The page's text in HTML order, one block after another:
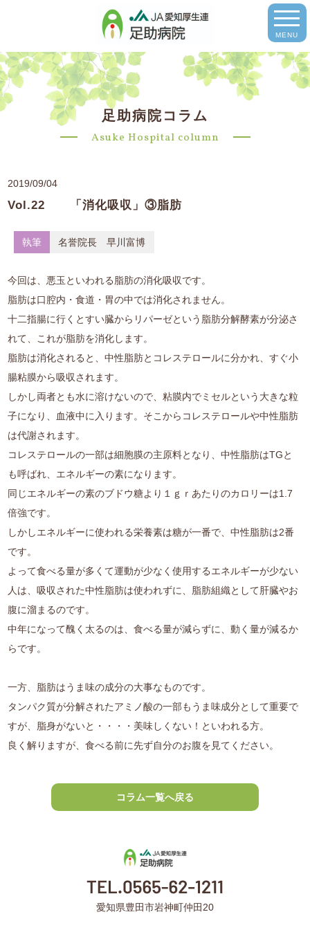
MENU
足助病院コラム
Asuke Hospital column
2019/09/04
Vol.22 「消化吸収」③脂肪
執筆 名誉院長 早川富博
今回は、悪玉といわれる脂肪の消化吸収です。
脂肪は口腔内・食道・胃の中では消化されません。
十二指腸に行くとすい臓からリパーゼという脂肪分解酵素が分泌さ
れて、これが脂肪を消化します。
脂肪は消化されると、中性脂肪とコレステロールに分かれ、すぐ小
腸粘膜から吸収されます。
しかし両者とも水に溶けないので、粘膜内でミセルという大きな粒
子になり、血液中に入ります。そこからコレステロールや中性脂肪
は代謝されます。
コレステロールの一部は細胞膜の主原料となり、中性脂肪はTGと
も呼ばれ、エネルギーの素になります。
同じエネルギーの素のブドウ糖より１ｇｒあたりのカロリーは1.7
倍強です。
しかしエネルギーに使われる栄養素は糖が一番で、中性脂肪は2番
です。
よって食べる量が多くて運動が少なく使用するエネルギーが少ない
人は、吸収された中性脂肪は使われずに、脂肪組織として肝臓やお
腹に溜まるのです。
中年になって醜く太るのは、食べる量が減らずに、動く量が減るか
らです。
一方、脂肪はうま味の成分の大事なものです。
タンパク質が分解されたアミノ酸の一部もうま味成分として重要で
すが、脂身がないと・・・・美味しくない！といわれる方。
良く解りますが、食べる前に先ず自分のお腹を見てください。
コラム一覧へ戻る
愛知県豊田市岩神町仲田20